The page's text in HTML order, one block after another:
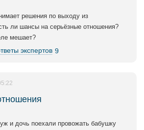
решения по выходу из
ли шансы на серьёзные отношения?
мешает?
экспертов 9
и дочь поехали провожать бабушку